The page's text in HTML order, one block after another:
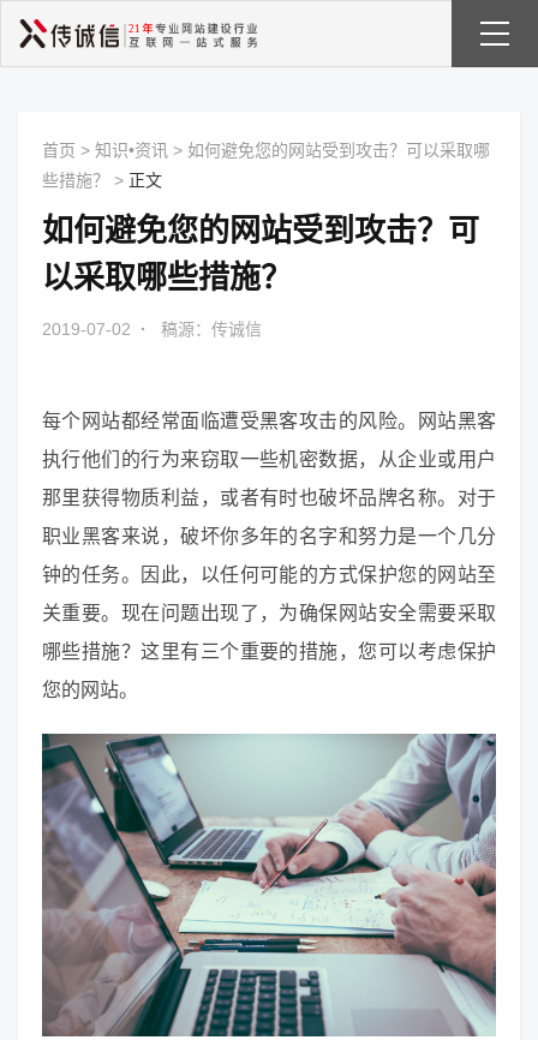
首页 > 知识•资讯 > 如何避免您的网站受到攻击？可以采取哪
些措施？
> 正文
如何避免您的网站受到攻击？可
以采取哪些措施？
2019-07-02 · 稿源：传诚信
每个网站都经常面临遭受黑客攻击的风险。网站黑客
执行他们的行为来窃取一些机密数据，从企业或用户
那里获得物质利益，或者有时也破坏品牌名称。对于
职业黑客来说，破坏你多年的名字和努力是一个几分
钟的任务。因此，以任何可能的方式保护您的网站至
关重要。现在问题出现了，为确保网站安全需要采取
哪些措施？这里有三个重要的措施，您可以考虑保护
您的网站。